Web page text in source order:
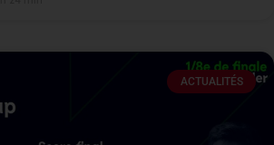
ACTUALITÉS